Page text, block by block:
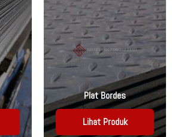
Plat Bordes
Lihat Produk